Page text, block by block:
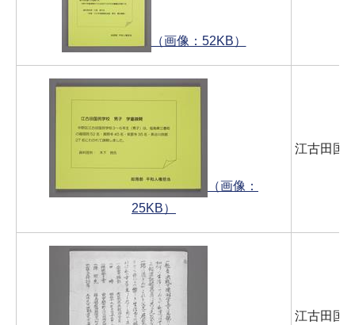
（画像：52KB）
（画像：
25KB）
江古田国
江古田国